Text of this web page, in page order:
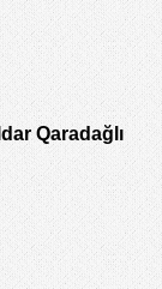
Qaradağlı